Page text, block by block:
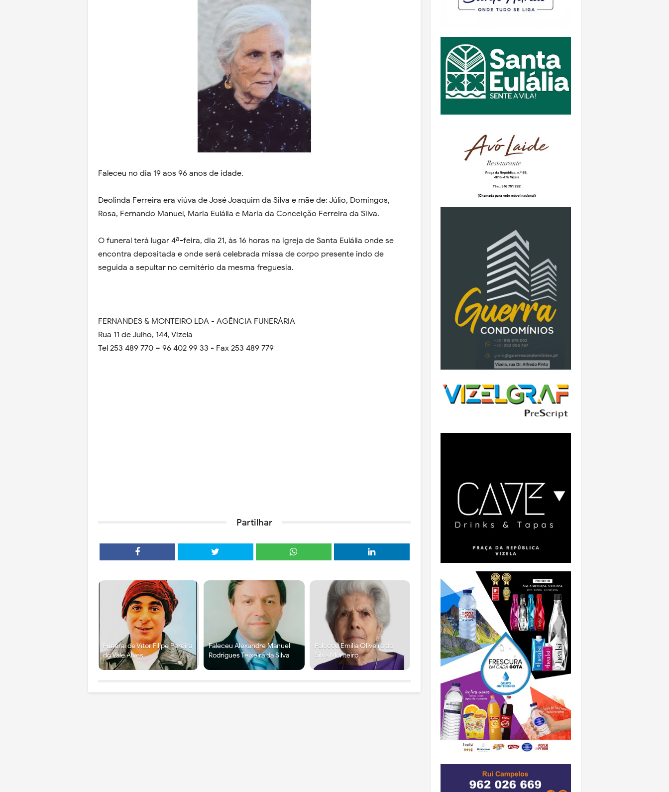
Faleceu no dia 19 aos 96 anos de idade.
Deolinda Ferreira era viúva de José Joaquim da Silva e mãe de: Júlio, Domingos,
Rosa, Fernando Manuel, Maria Eulália e Maria da Conceição Ferreira da Silva.
O funeral terá lugar 4ª-feira, dia 21, às 16 horas na igreja de Santa Eulália onde se
encontra depositada e onde será celebrada missa de corpo presente indo de
seguida a sepultar no cemitério da mesma freguesia.
FERNANDES & MONTEIRO LDA - AGÊNCIA FUNERÁRIA
Rua 11 de Julho, 144, Vizela
Tel 253 489 770 – 96 402 99 33 - Fax 253 489 779
Partilhar
Funeral de Vítor Filipe Pereira
do Vale Alves
Faleceu Alexandre Manuel
Rodrigues Teixeira da Silva
Faleceu Emília Oliveira da
Silva Monteiro